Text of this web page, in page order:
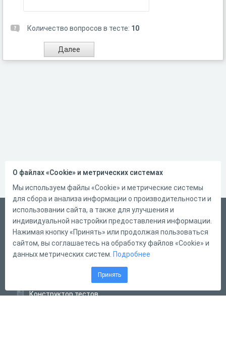
Количество вопросов в тесте: 10
Русский
Справка
Форма обратной связи
Конструктор тестов
О файлах «Cookie» и метрических системах
Мы используем файлы «Cookie» и метрические системы
для сбора и анализа информации о производительности и
использовании сайта, а также для улучшения и
индивидуальной настройки предоставления информации.
Нажимая кнопку «Принять» или продолжая пользоваться
сайтом, вы соглашаетесь на обработку файлов «Cookie» и
данных метрических систем. Подробнее
Принять